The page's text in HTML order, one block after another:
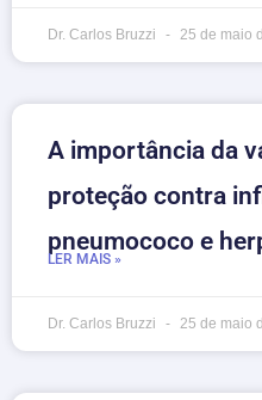
Dr. Carlos Bruzzi 25 de maio
A importância da
proteção contra
pneumococo e
LER MAIS »
Dr. Carlos Bruzzi 25 de maio